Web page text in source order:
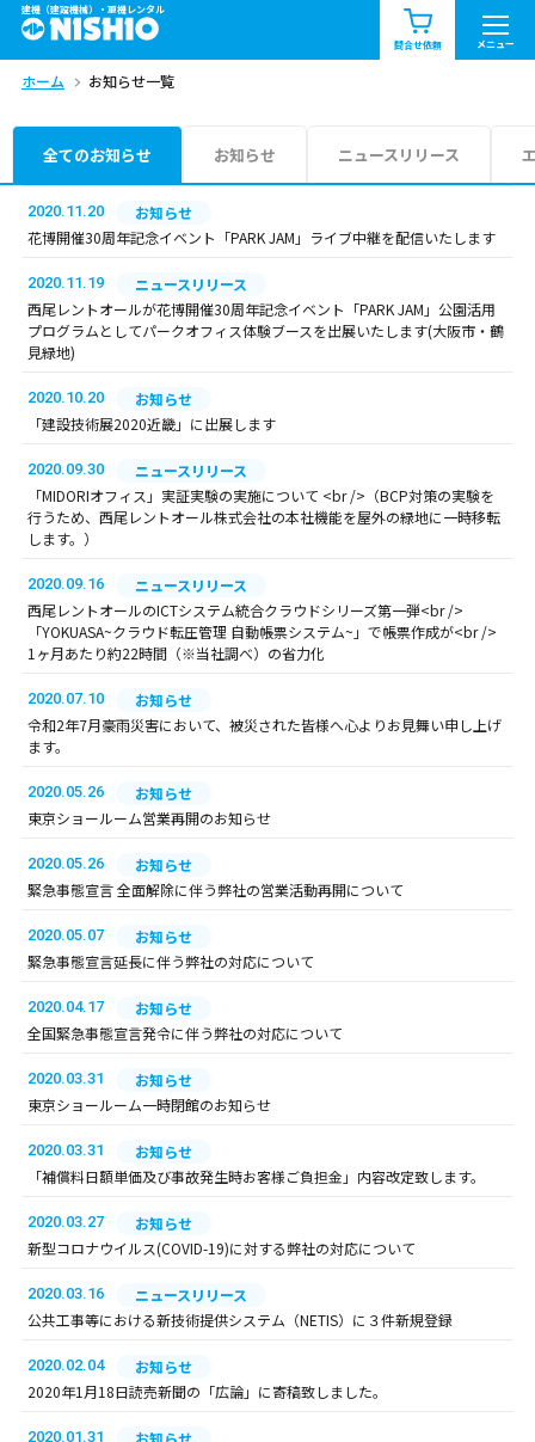
建機（建設機械）・重機レンタル
問合せ依頼 メニュー
商品一覧 お知らせ一覧
問合せ依頼リスト
エリア情報を見る
九州・沖縄（外部）
ホーム お知らせ一覧
全てのお知らせ お知らせ ニュースリリース
2020.11.20
お知らせ
花博開催30周年記念イベント「PARK JAM」ライブ中継を配信いたします
2020.11.19
ニュースリリース
西尾レントオールが花博開催30周年記念イベント「PARK JAM」公園活用
プログラムとしてパークオフィス体験ブースを出展いたします(大阪市・鶴
見緑地)
2020.10.20
お知らせ
「建設技術展2020近畿」に出展します
2020.09.30
ニュースリリース
「MIDORIオフィス」実証実験の実施について <br />（BCP対策の実験を
行うため、西尾レントオール株式会社の本社機能を屋外の緑地に一時移転
します。）
2020.09.16
ニュースリリース
西尾レントオールのICTシステム統合クラウドシリーズ第一弾<br />
「YOKUASA~クラウド転圧管理 自動帳票システム~」で帳票作成が<br />
1ヶ月あたり約22時間（※当社調べ）の省力化
2020.07.10
お知らせ
令和2年7月豪雨災害において、被災された皆様へ心よりお見舞い申し上げ
ます。
2020.05.26
お知らせ
東京ショールーム営業再開のお知らせ
2020.05.26
お知らせ
緊急事態宣言 全面解除に伴う弊社の営業活動再開について
2020.05.07
お知らせ
緊急事態宣言延長に伴う弊社の対応について
2020.04.17
お知らせ
全国緊急事態宣言発令に伴う弊社の対応について
2020.03.31
お知らせ
東京ショールーム一時閉館のお知らせ
2020.03.31
お知らせ
「補償料日額単価及び事故発生時お客様ご負担金」内容改定致します。
2020.03.27
お知らせ
新型コロナウイルス(COVID-19)に対する弊社の対応について
2020.03.16
ニュースリリース
公共工事等における新技術提供システム（NETIS）に３件新規登録
2020.02.04
お知らせ
2020年1月18日読売新聞の「広論」に寄稿致しました。
2020.01.31
お知らせ